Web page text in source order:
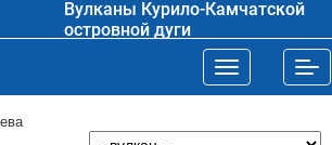
Вулканы Курило-Камчатской
островной дуги
Toggle